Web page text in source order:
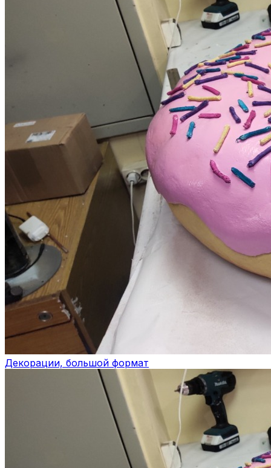
Декорации, большой формат